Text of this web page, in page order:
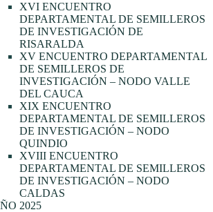
XVI ENCUENTRO
DEPARTAMENTAL DE SEMILLEROS
DE INVESTIGACIÓN DE
RISARALDA
XV ENCUENTRO DEPARTAMENTAL
DE SEMILLEROS DE
INVESTIGACIÓN – NODO VALLE
DEL CAUCA
XIX ENCUENTRO
DEPARTAMENTAL DE SEMILLEROS
DE INVESTIGACIÓN – NODO
QUINDIO
XVIII ENCUENTRO
DEPARTAMENTAL DE SEMILLEROS
DE INVESTIGACIÓN – NODO
CALDAS
2025